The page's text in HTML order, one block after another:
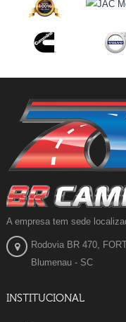
A empresa tem sede
Rodovia BR 470,
Blumenau - SC
INSTITUCIONAL